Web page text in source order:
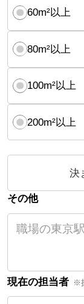
60m²以上
80m²以上
100m²以上
200m²以上
決
その他
現在の担当者 ※